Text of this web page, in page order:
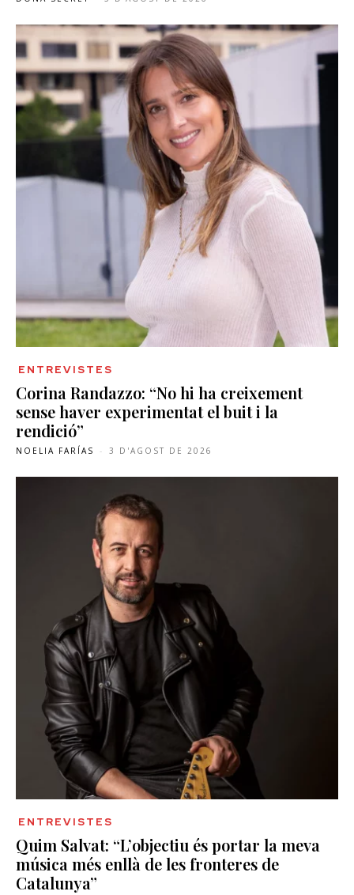
ENTREVISTES
Corina Randazzo: “No hi ha creixement
sense haver experimentat el buit i la
rendició”
NOELIA FARÍAS - 3 D'AGOST DE 2026
ENTREVISTES
Quim Salvat: “L’objectiu és portar la meva
música més enllà de les fronteres de
Catalunya”